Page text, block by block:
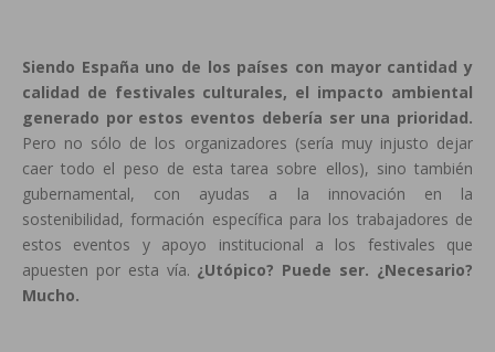
Siendo España uno de los países con mayor cantidad y
calidad de festivales culturales, el impacto ambiental
generado por estos eventos debería ser una prioridad.
Pero no sólo de los organizadores (sería muy injusto dejar
caer todo el peso de esta tarea sobre ellos), sino también
gubernamental, con ayudas a la innovación en la
sostenibilidad, formación específica para los trabajadores de
estos eventos y apoyo institucional a los festivales que
apuesten por esta vía. ¿Utópico? Puede ser. ¿Necesario?
Mucho.